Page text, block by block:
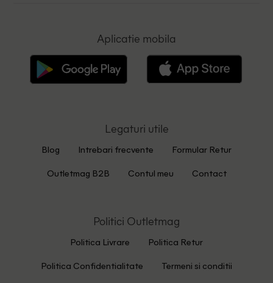
Aplicatie mobila
Legaturi utile
Blog Intrebari frecvente Formular Retur
Outletmag B2B Contul meu Contact
Politici Outletmag
Politica Livrare Politica Retur
Politica Confidentialitate Termeni si conditii